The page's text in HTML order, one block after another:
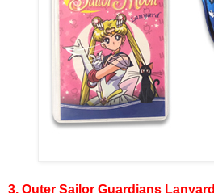
3. Outer Sailor Guardians Lanyard